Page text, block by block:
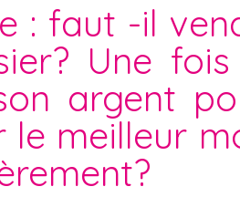
: faut -il
Une
argent
le meilleur